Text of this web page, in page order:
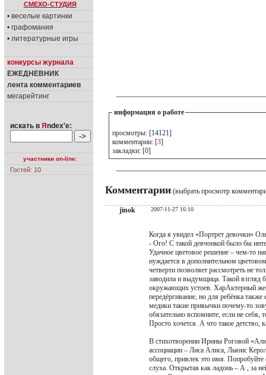
СМЕХО-СТУДИЯ
• веселые картинки
• графомания
• литературные игры
конкурсы журнала
ЕЖЕДНЕВНИК
лента комментариев
мегарейтинг
искать в Я ndex'е:
участники on-line:
Гостей: 10
информация о работе
просмотры: [14121]
комментарии: [3]
закладки: [0]
Комментарии (выбрать просмотр
jinok 2007-11-27 16:10
Когда я увидел «Портрет девочки»
- Ого! С такой девчонкой было бы
Удачное цветовое решение – чем-то
нуждается в дополнительном
четверти позволяет рассмотреть не
заводила и выдумщица. Такой взгляд
окружающих устоев. ХарАктерный
передёргивание, но для ребёнка
медики такие привычки почему-то
обязательно вспомните, если не
Просто хочется. А что такое
В стихотворении Ирины Роговой
ассоциации – Лиса Алиса, Льюис
общего, привлек это имя. Попробуйте
слуха. Открытая как ладонь – А , за